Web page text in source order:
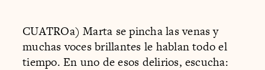
CUATROa) Marta se pincha las venas y
muchas voces brillantes le hablan todo el
tiempo. En uno de esos delirios, escucha: